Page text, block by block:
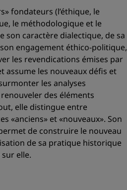
fondateurs (l’éthique, le
le méthodologique et le
son caractère dialectique, de sa
engagement éthico-politique,
les revendications émises par
assume les nouveaux défis et
les analyses
des éléments
elle distingue entre
«anciens» et«nouveaux». Son
de construire le nouveau
de sa pratique historique
elle.